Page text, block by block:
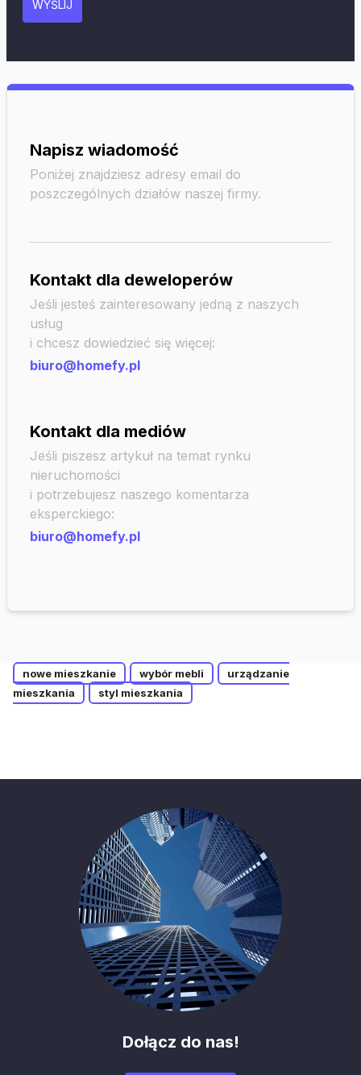
WYŚLIJ
Napisz wiadomość
Poniżej znajdziesz adresy email do
poszczególnych działów naszej firmy.
Kontakt dla deweloperów
Jeśli jesteś zainteresowany jedną z naszych
usług
i chcesz dowiedzieć się więcej:
biuro@homefy.pl
Kontakt dla mediów
Jeśli piszesz artykuł na temat rynku
nieruchomości
i potrzebujesz naszego komentarza
eksperckiego:
biuro@homefy.pl
nowe mieszkanie wybór mebli
urządzanie
mieszkania
styl mieszkania
Dołącz do nas!